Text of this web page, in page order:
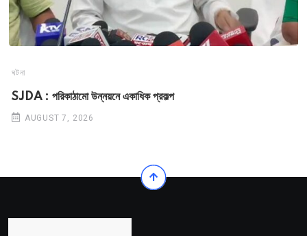
ঘটনা
SJDA : পরিকাঠামো উন্নয়নে একাধিক প্রকল্প
AUGUST 7, 2026